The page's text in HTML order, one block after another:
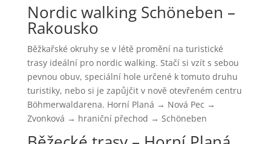
Nordic walking Schöneben –
Rakousko
Běžkařské okruhy se v létě promění na turistické
trasy ideální pro nordic walking. Stačí si vzít s sebou
pevnou obuv, speciální hole určené k tomuto druhu
turistiky, nebo si je zapůjčit v nově otevřeném centru
Böhmerwaldarena. Horní Planá → Nová Pec →
Zvonková → hraniční přechod → Schöneben